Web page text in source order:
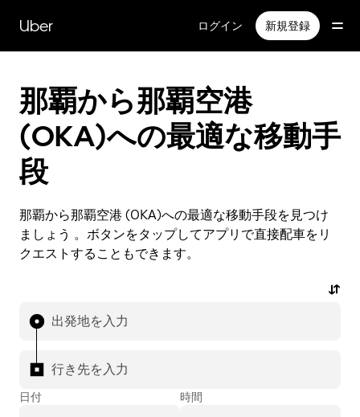
Uber ログイン 新規登録
那覇から那覇空港
(OKA)への最適な移動手
段
那覇から那覇空港 (OKA)への最適な移動手段を見つけ
ましょう 。ボタンをタップしてアプリで直接配車をリ
クエストすることもできます。
出発地を入力
行き先を入力
日付 時間